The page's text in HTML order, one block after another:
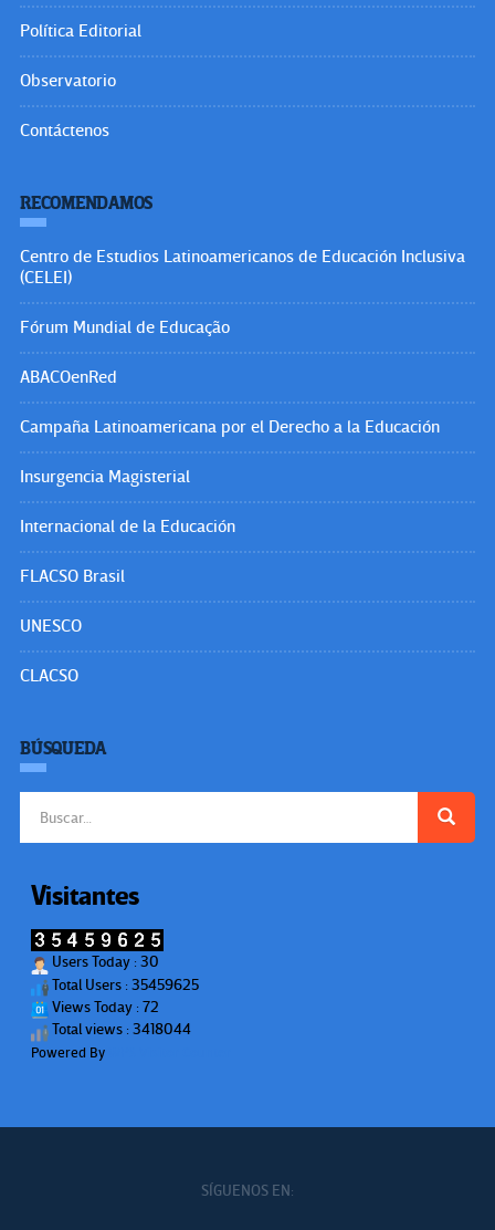
Política Editorial
Observatorio
Contáctenos
RECOMENDAMOS
Centro de Estudios Latinoamericanos de Educación Inclusiva
(CELEI)
Fórum Mundial de Educação
ABACOenRed
Campaña Latinoamericana por el Derecho a la Educación
Insurgencia Magisterial
Internacional de la Educación
FLACSO Brasil
UNESCO
CLACSO
BÚSQUEDA
Visitantes
Users Today : 30
Total Users : 35459625
Views Today : 72
Total views : 3418044
Powered By
SÍGUENOS EN: